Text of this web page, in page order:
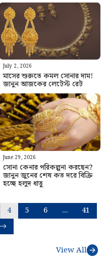
July 2, 2026
মাসের শুরুতে কমল সোনার দাম!
জানুন আজকের লেটেস্ট রেট
June 29, 2026
সোনা কেনার পরিকল্পনা করছেন?
জানুন জুনের শেষ কত দরে বিক্রি
হচ্ছে হলুদ ধাতু
4 5 6 …
41
View All